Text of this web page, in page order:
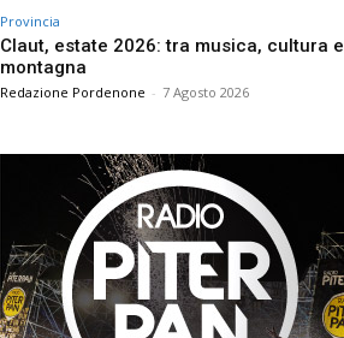
Provincia
Claut, estate 2026: tra musica, cultura e
montagna
Redazione Pordenone - 7 Agosto 2026